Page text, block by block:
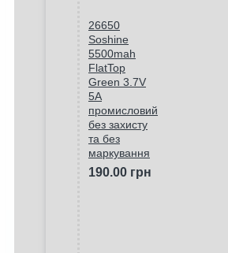
26650
Soshine
5500mah
FlatTop
Green 3.7V
5A
промисловий
без захисту
та без
маркування
190.00 грн